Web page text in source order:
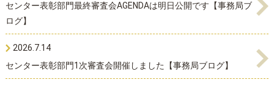
センター表彰部門最終審査会AGENDAは明日公開です【事務局ブ
ログ】
2026.7.14
センター表彰部門1次審査会開催しました【事務局ブログ】